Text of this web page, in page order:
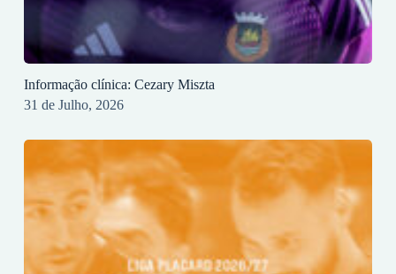
Informação clínica: Cezary Miszta
31 de Julho, 2026